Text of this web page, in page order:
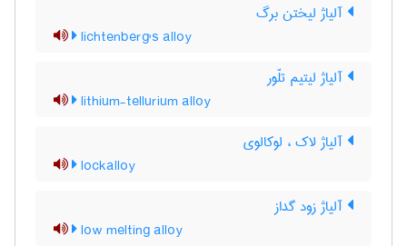
آلیاژ لیختن برگ
lichtenberg's alloy
آلیاژ لیتیم تلّور
lithium-tellurium alloy
آلیاژ لاک ، لوکالوی
lockalloy
آلیاژ زود گداز
low melting alloy